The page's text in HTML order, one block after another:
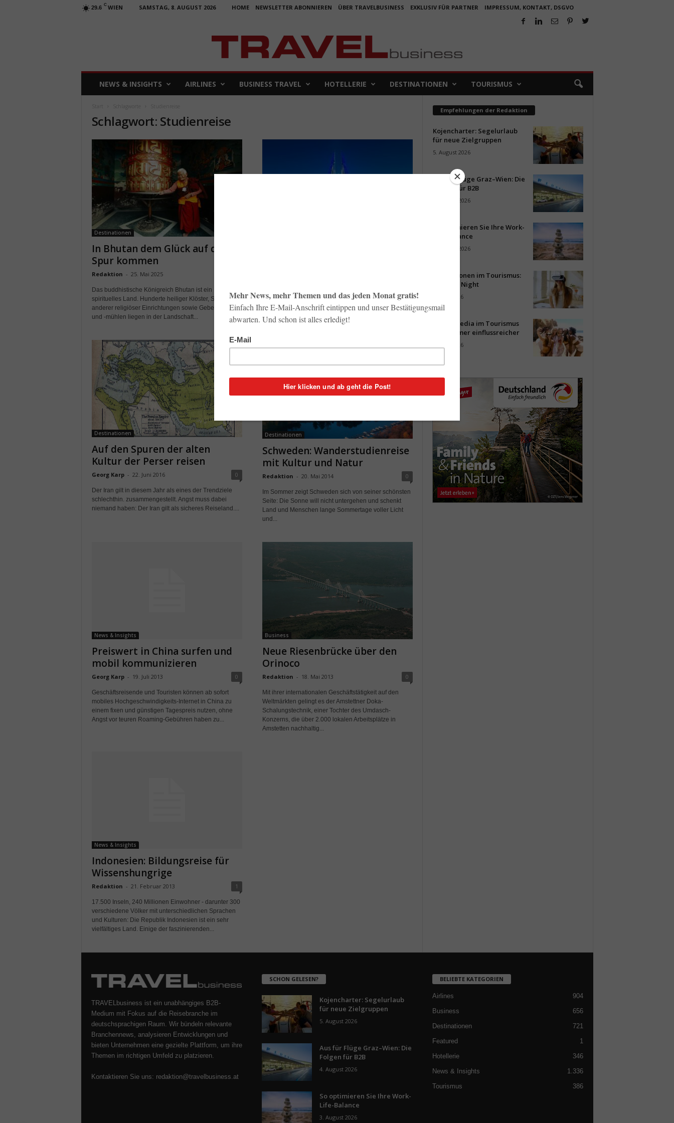
29.6 C WIEN SAMSTAG, 8. AUGUST 2026 HOME NEWSLETTER ABONNIEREN ÜBER TRAVELBUSINESS EXKLUSIV FÜR PARTNER IMPRESSUM, KONTAKT, DSGVO
A
NEWS & INSIGHTS AIRLINES BUSINESS TRAVEL HOTELLERIE DESTINATIONEN TOURISMUS
Schlagwort: Studienreise
Destinationen
In Bhutan dem Glück auf die
Spur kommen
Redaktion - 25. Mai 2025
Das buddhistische Königreich Bhutan ist ein
spirituelles Land. Hunderte heiliger Klöster, Stupas und
anderer religiöser Einrichtungen sowie Gebetsfahnen
und -mühlen liegen in der Landschaft...
eine Perle im Tourismus. In den kühleren Monaten im
Inselstaat Bahrain können Besucher in die...
Destinationen
Auf den Spuren der alten
Kultur der Perser reisen
Georg Karp - 22. Juni 2016 0
Der Iran gilt in diesem Jahr als eines der Trendziele
schlechthin. zusammengestellt. Angst muss dabei
niemand haben: Der Iran gilt als sicheres Reiseland....
Destinationen
Schweden: Wanderstudienreise
mit Kultur und Natur
Redaktion - 20. Mai 2014 0
Im Sommer zeigt Schweden sich von seiner schönsten
Seite: Die Sonne will nicht untergehen und schenkt
Land und Menschen lange Sommertage voller Licht
und...
News & Insights
Preiswert in China surfen und
mobil kommunizieren
Georg Karp - 19. Juli 2013 0
Geschäftsreisende und Touristen können ab sofort
mobiles Hochgeschwindigkeits-Internet in China zu
einem fixen und günstigen Tagespreis nutzen, ohne
Angst vor teuren Roaming-Gebühren haben zu...
Business
Neue Riesenbrücke über den
Orinoco
Redaktion - 18. Mai 2013 0
Mit ihrer internationalen Geschäftstätigkeit auf den
Weltmärkten gelingt es der Amstettner Doka-
Schalungstechnik, einer Tochter des Umdasch-
Konzerns, die über 2.000 lokalen Arbeitsplätze in
Amstetten nachhaltig...
News & Insights
Indonesien: Bildungsreise für
Wissenshungrige
Redaktion - 21. Februar 2013 1
17.500 Inseln, 240 Millionen Einwohner - darunter 300
verschiedene Völker mit unterschiedlichen Sprachen
und Kulturen: Die Republik Indonesien ist ein sehr
vielfältiges Land. Einige der faszinierenden...
Empfehlungen der Redaktion
Kojencharter: Segelurlaub
für neue Zielgruppen
5. August 2026
Aus für Flüge Graz–Wien: Die
Folgen für B2B
4. August 2026
So optimieren Sie Ihre Work-
Life-Balance
3. August 2026
Innovationen im Tourismus:
Start-up Night
31. Juli 2026
Social Media im Tourismus
wird immer einflussreicher
30. Juli 2026
TRAVELbusiness ist ein unabhängiges B2B-
Medium mit Fokus auf die Reisebranche im
deutschsprachigen Raum. Wir bündeln relevante
Branchennews, analysieren Entwicklungen und
bieten Unternehmen eine gezielte Plattform, um ihre
Themen im richtigen Umfeld zu platzieren.
Kontaktieren Sie uns: redaktion@travelbusiness.at
SCHON GELESEN?
Kojencharter: Segelurlaub
für neue Zielgruppen
5. August 2026
Aus für Flüge Graz–Wien: Die
Folgen für B2B
4. August 2026
So optimieren Sie Ihre Work-
Life-Balance
3. August 2026
BELIEBTE KATEGORIEN
Airlines
904
Business
656
Destinationen
721
Featured
1
Hotellerie
346
News & Insights
1.336
Tourismus
386